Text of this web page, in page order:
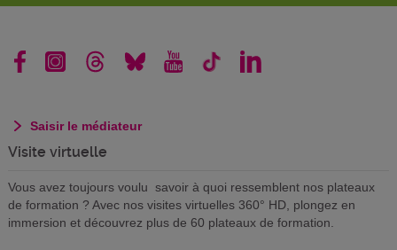
Saisir le médiateur
Visite virtuelle
Vous avez toujours voulu savoir à quoi ressemblent nos plateaux
de formation ? Avec nos visites virtuelles 360° HD, plongez en
immersion et découvrez plus de 60 plateaux de formation.